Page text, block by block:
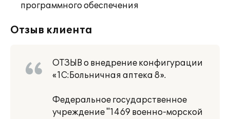
программного обеспечения
Отзыв клиента
ОТЗЫВ о внедрение конфигурации
«1С:Больничная аптека 8».
Федеральное государственное
учреждение "1469 военно-морской